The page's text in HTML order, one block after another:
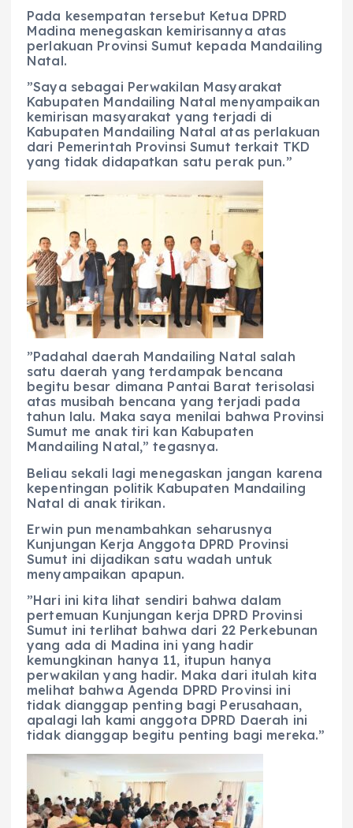
‎‎Pada kesempatan tersebut Ketua DPRD
Madina menegaskan kemirisannya atas
perlakuan Provinsi Sumut kepada Mandailing
Natal.
‎‎”Saya sebagai Perwakilan Masyarakat
Kabupaten Mandailing Natal menyampaikan
kemirisan masyarakat yang terjadi di
Kabupaten Mandailing Natal atas perlakuan
dari Pemerintah Provinsi Sumut terkait TKD
yang tidak didapatkan satu perak pun.”
”Padahal daerah Mandailing Natal salah
satu daerah yang terdampak bencana
begitu besar dimana Pantai Barat terisolasi
atas musibah bencana yang terjadi pada
tahun lalu. Maka saya menilai bahwa Provinsi
Sumut me anak tiri kan Kabupaten
Mandailing Natal,” tegasnya.
‎Beliau sekali lagi menegaskan jangan karena
kepentingan politik Kabupaten Mandailing
Natal di anak tirikan.
‎Erwin pun menambahkan seharusnya
Kunjungan Kerja Anggota DPRD Provinsi
Sumut ini dijadikan satu wadah untuk
menyampaikan apapun.
‎”Hari ini kita lihat sendiri bahwa dalam
pertemuan Kunjungan kerja DPRD Provinsi
Sumut ini terlihat bahwa dari 22 Perkebunan
yang ada di Madina ini yang hadir
kemungkinan hanya 11, itupun hanya
perwakilan yang hadir. Maka dari itulah kita
melihat bahwa Agenda DPRD Provinsi ini
tidak dianggap penting bagi Perusahaan,
apalagi lah kami anggota DPRD Daerah ini
tidak dianggap begitu penting bagi mereka.”